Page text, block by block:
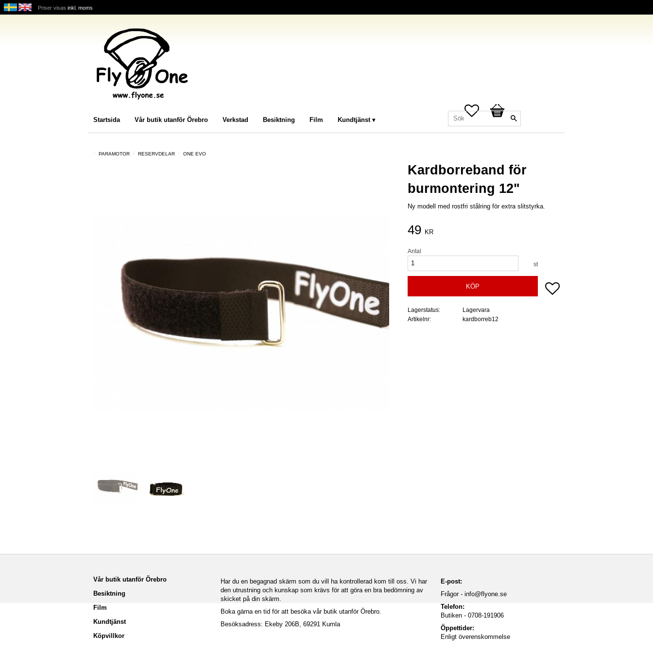
Priser visas inkl. moms
Favoriter
Kundvagn
Startsida
Vår butik utanför Örebro Verkstad Besiktning Film Kundtjänst
PARAMOTOR RESERVDELAR ONE EVO
Kardborreband för
burmontering 12"
Ny modell med rostfri stålring för extra slitstyrka.
49 KR
Antal
st
KÖP Lägg till i favoriter
Lagerstatus
Lagervara
Artikelnr
kardborreb12
Vår butik utanför Örebro
Besiktning
Film
Kundtjänst
Köpvillkor
Har du en begagnad skärm som du vill ha kontrollerad kom till oss. Vi har
den utrustning och kunskap som krävs för att göra en bra bedömning av
skicket på din skärm.
Boka gärna en tid för att besöka vår butik utanför Örebro.
Besöksadress: Ekeby 206B, 69291 Kumla
E-post:
Frågor -info@flyone.se
Telefon:
Butiken - 0708-191906
Öppettider:
Enligt överenskommelse